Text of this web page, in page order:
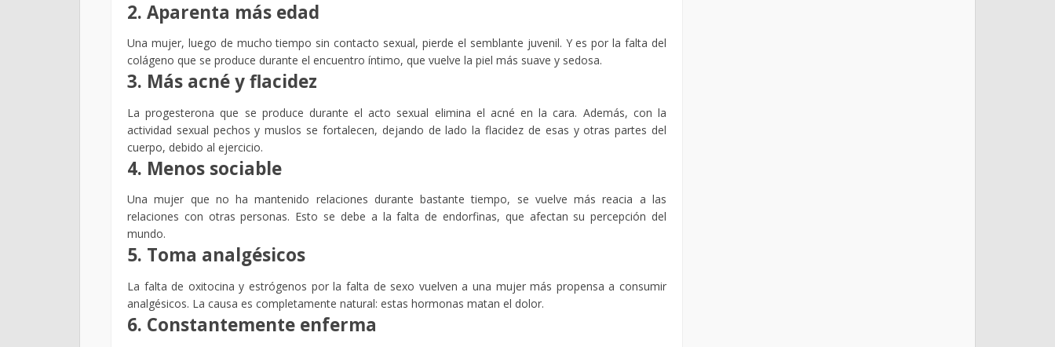
2. Aparenta más edad
Una mujer, luego de mucho tiempo sin contacto sexual, pierde el semblante juvenil. Y es por la falta del
colágeno que se produce durante el encuentro íntimo, que vuelve la piel más suave y sedosa.
3. Más acné y flacidez
La progesterona que se produce durante el acto sexual elimina el acné en la cara. Además, con la
actividad sexual pechos y muslos se fortalecen, dejando de lado la flacidez de esas y otras partes del
cuerpo, debido al ejercicio.
4. Menos sociable
Una mujer que no ha mantenido relaciones durante bastante tiempo, se vuelve más reacia a las
relaciones con otras personas. Esto se debe a la falta de endorfinas, que afectan su percepción del
mundo.
5. Toma analgésicos
La falta de oxitocina y estrógenos por la falta de sexo vuelven a una mujer más propensa a consumir
analgésicos. La causa es completamente natural: estas hormonas matan el dolor.
6. Constantemente enferma